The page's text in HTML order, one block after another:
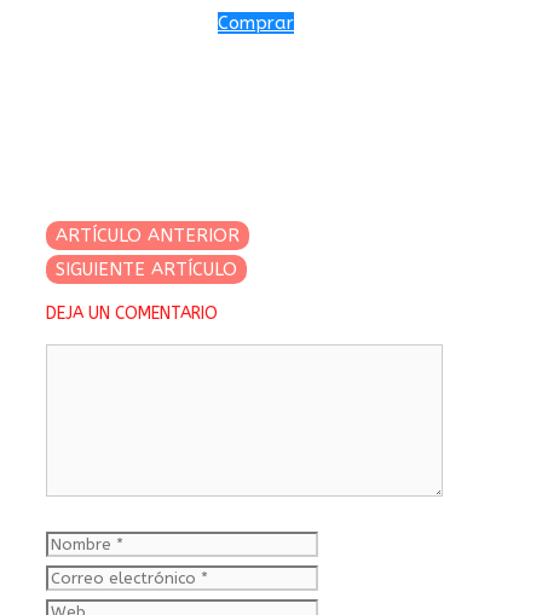
Comprar
ARTÍCULO ANTERIOR
SIGUIENTE ARTÍCULO
DEJA UN COMENTARIO
Nombre